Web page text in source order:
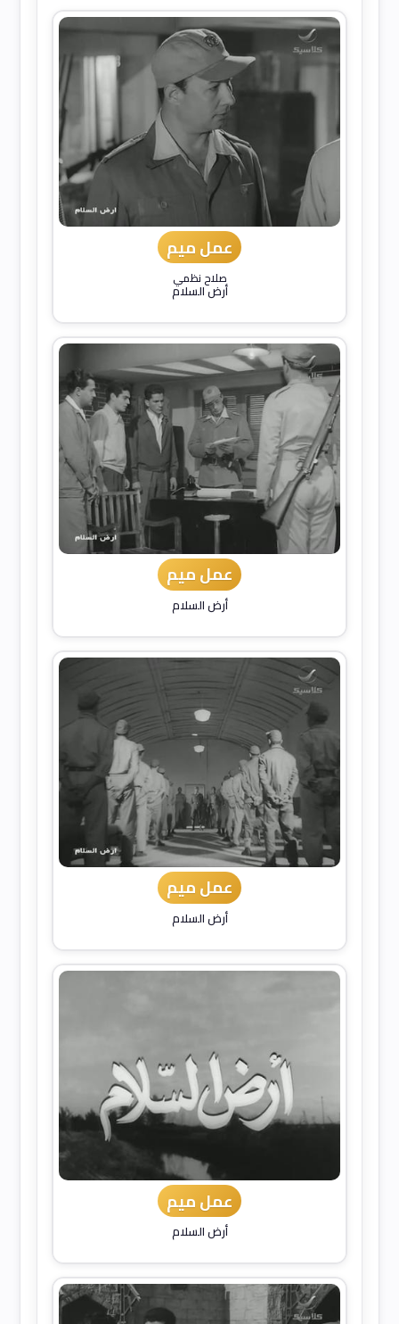
عمل ميم
صلاح نظمي
أرض السلام
عمل ميم
أرض السلام
عمل ميم
أرض السلام
عمل ميم
أرض السلام